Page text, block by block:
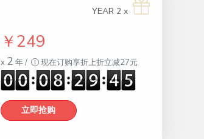
YEAR 2 x
￥249
x 2 年 / 现在订购享折上折立减27元
立即抢购